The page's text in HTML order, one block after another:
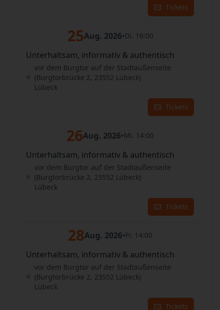
Tickets
25Aug. 2026•Di. 16:00
Unterhaltsam, informativ & authentisch
vor dem Burgtor auf der Stadtaußenseite
(Burgtorbrücke 2, 23552 Lübeck)
Lübeck
Tickets
26Aug. 2026•Mi. 14:00
Unterhaltsam, informativ & authentisch
vor dem Burgtor auf der Stadtaußenseite
(Burgtorbrücke 2, 23552 Lübeck)
Lübeck
Tickets
28Aug. 2026•Fr. 14:00
Unterhaltsam, informativ & authentisch
vor dem Burgtor auf der Stadtaußenseite
(Burgtorbrücke 2, 23552 Lübeck)
Lübeck
Tickets